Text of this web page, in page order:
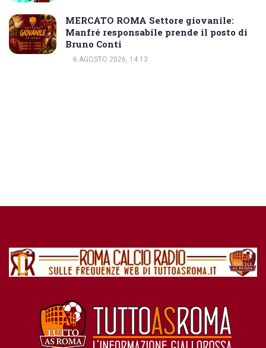
MERCATO ROMA Settore giovanile:
Manfré responsabile prende il posto di
Bruno Conti
6 AGOSTO 2026, 14:13